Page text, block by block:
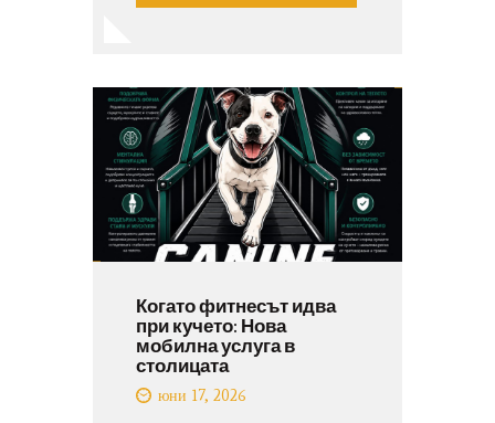
Когато фитнесът идва
при кучето: Нова
мобилна услуга в
столицата
юни 17, 2026